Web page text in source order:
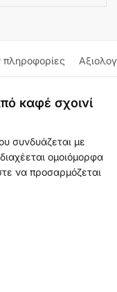
πληροφορίες
καφέ σχοινί
συνδυάζεται με
ομοιόμορφα
να προσαρμόζεται